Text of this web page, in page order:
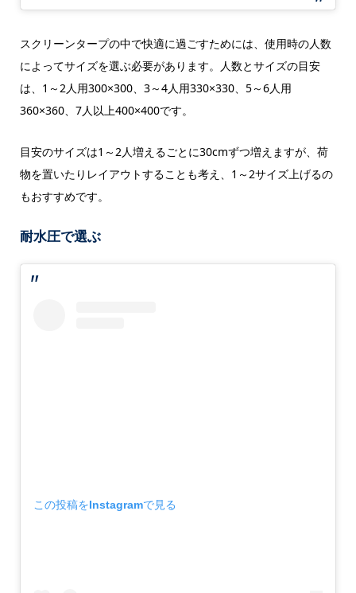
スクリーンタープの中で快適に過ごすためには、使用時の人数
によってサイズを選ぶ必要があります。人数とサイズの目安
は、1～2人用300×300、3～4人用330×330、5～6人用
360×360、7人以上400×400です。
目安のサイズは1～2人増えるごとに30cmずつ増えますが、荷
物を置いたりレイアウトすることも考え、1～2サイズ上げるの
もおすすめです。
耐水圧で選ぶ
この投稿をInstagramで見る